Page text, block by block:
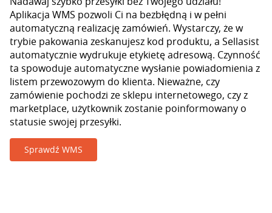
Aplikacja WMS pozwoli Ci na bezbłędną i w pełni
automatyczną realizację zamówień. Wystarczy, że w
trybie pakowania zeskanujesz kod produktu, a Sellasist
automatycznie wydrukuje etykietę adresową. Czynność
ta spowoduje automatyczne wysłanie powiadomienia z
listem przewozowym do klienta. Nieważne, czy
zamówienie pochodzi ze sklepu internetowego, czy z
marketplace, użytkownik zostanie poinformowany o
statusie swojej przesyłki.
Sprawdź WMS